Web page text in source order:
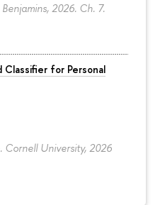
2026. Ch. 7.
for Personal
Cornell University, 2026